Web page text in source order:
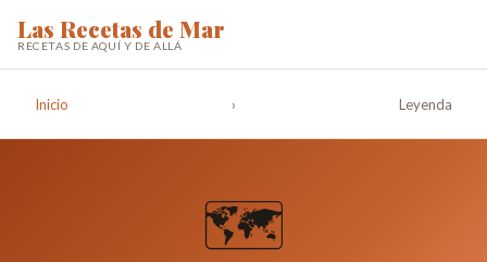
Las Recetas de Mar
RECETAS DE AQUÍ Y DE ALLÁ
Inicio › Leyenda
🗺️